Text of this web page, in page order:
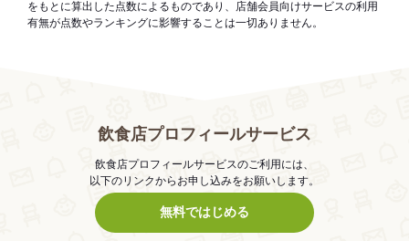
をもとに算出した点数によるものであり、店舗会員向けサービスの利用
有無が点数やランキングに影響することは一切ありません。
飲食店プロフィールサービス
飲食店プロフィールサービスのご利用には、
以下のリンクからお申し込みをお願いします。
無料ではじめる